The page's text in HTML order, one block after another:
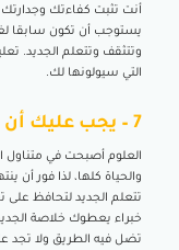
أنت تثبت كفاءتك وجدارتك
يستوجب أن تكون سابقا
وتتثقف وتتعلم الجديد.
التي سيولونها لك.
7 – يجب عليك أن تتعلم فور أن ينتهي يومك
العلوم أصبحت في متناول
والحياة كلها، لذا فور
تتعلم الجديد لتحافظ
خبراء يعطوك خلاصة
تضل فيه الطريق ولا تجد